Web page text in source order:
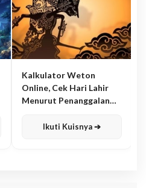
Kalkulator Weton
Online, Cek Hari Lahir
Menurut Penanggalan
Ikuti Kuisnya ➔